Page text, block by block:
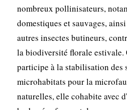
nombreux pollinisateurs,
domestiques et sauvages,
autres insectes butineurs,
la biodiversité florale estivale.
participe à la stabilisation des
microhabitats pour la
naturelles, elle cohabite avec